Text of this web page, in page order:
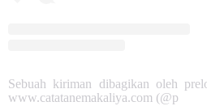
Sebuah kiriman dibagikan oleh
www.catatanemakaliya.com (@p